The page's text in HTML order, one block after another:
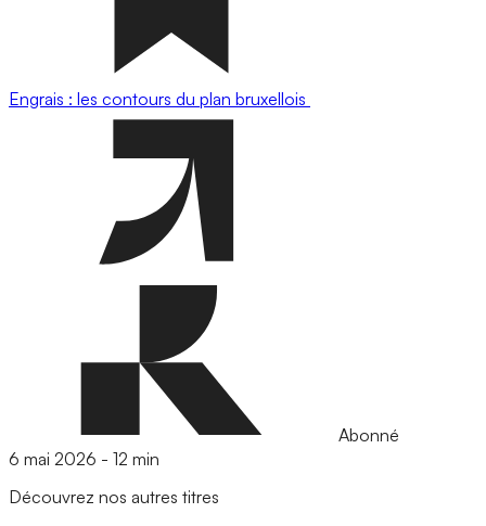
Engrais : les contours du plan bruxellois
Abonné
6 mai 2026 - 12 min
Découvrez nos autres titres